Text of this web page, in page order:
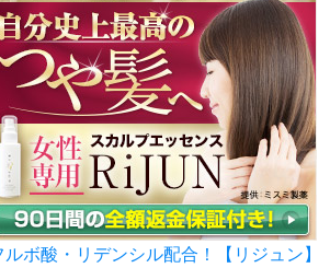
ルボ酸・リデンシル配合！【リジュン】